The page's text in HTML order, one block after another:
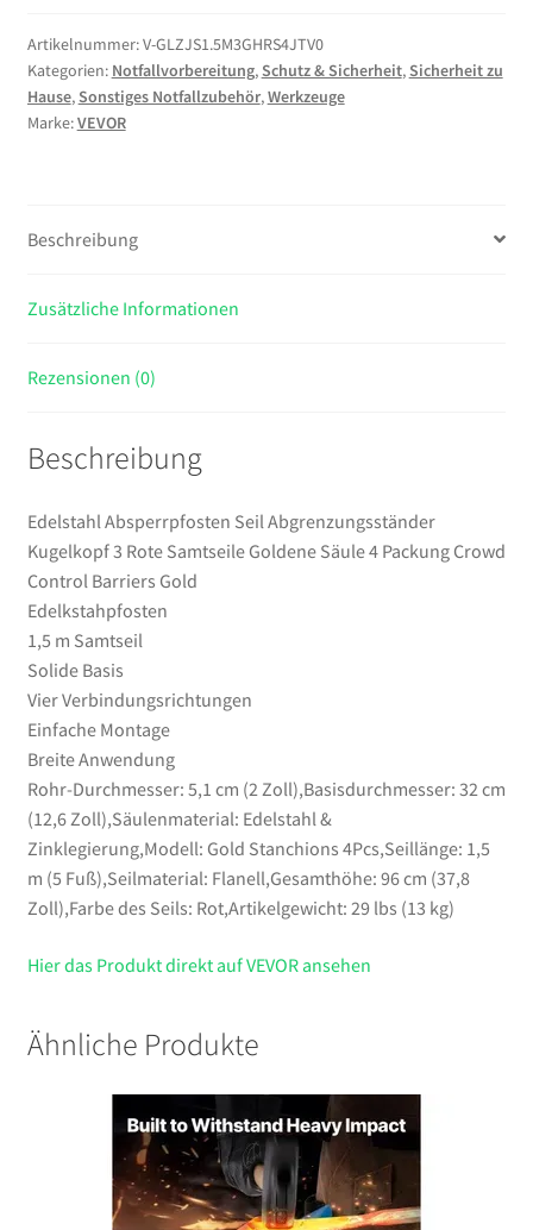
Abgrenzungsständer
Kugelkopf
3
Rote
4
Crowd
Barriers
Artikelnummer:V-GLZJS1.5M3GHRS4JTV0
Kategorien: Notfallvorbereitung,Schutz & Sicherheit,Sicherheit zu
Hause,Sonstiges Notfallzubehör,Werkzeuge
Marke:VEVOR
Beschreibung
Zusätzliche Informationen
Rezensionen (0)
Beschreibung
Edelstahl Absperrpfosten Seil Abgrenzungsständer
Kugelkopf 3 Rote Samtseile Goldene Säule 4 Packung Crowd
Control Barriers Gold
Edelkstahpfosten
1,5 m Samtseil
Solide Basis
Vier Verbindungsrichtungen
Einfache Montage
Breite Anwendung
Rohr-Durchmesser: 5,1 cm (2 Zoll),Basisdurchmesser: 32 cm
(12,6 Zoll),Säulenmaterial: Edelstahl &
Zinklegierung,Modell: Gold Stanchions 4Pcs,Seillänge: 1,5
m (5 Fuß),Seilmaterial: Flanell,Gesamthöhe: 96 cm (37,8
Zoll),Farbe des Seils: Rot,Artikelgewicht: 29 lbs (13 kg)
Hier das Produkt direkt auf VEVOR ansehen
Ähnliche Produkte